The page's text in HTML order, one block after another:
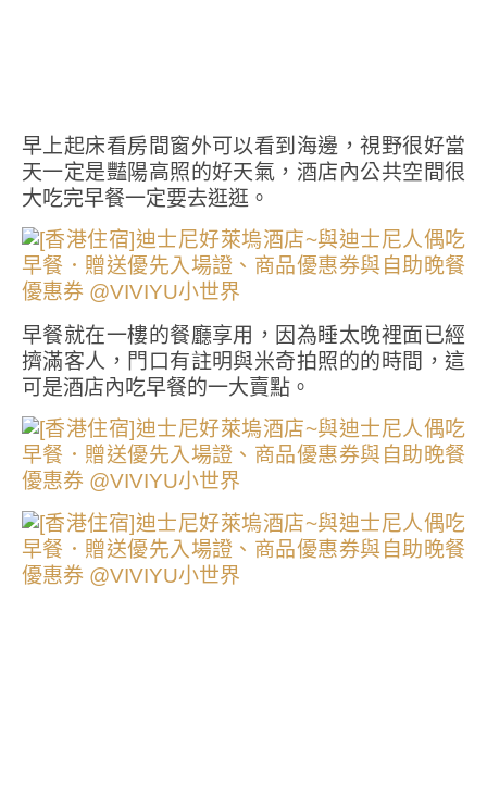
早上起床看房間窗外可以看到海邊，視野很好當
天一定是豔陽高照的好天氣，酒店內公共空間很
大吃完早餐一定要去逛逛。
早餐就在一樓的餐廳享用，因為睡太晚裡面已經
擠滿客人，門口有註明與米奇拍照的的時間，這
可是酒店內吃早餐的一大賣點。